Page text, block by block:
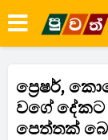
ප්‍රෙෂර්,
වගේ දේකට
පෙත්තක්